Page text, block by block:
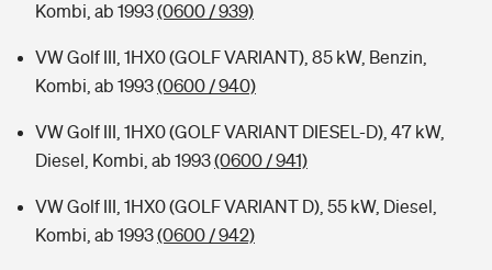
Kombi, ab 1993(0600 / 939)
VW Golf III, 1HX0 (GOLF VARIANT), 85 kW, Benzin,
Kombi, ab 1993(0600 / 940)
VW Golf III, 1HX0 (GOLF VARIANT DIESEL-D), 47 kW,
Diesel, Kombi, ab 1993(0600 / 941)
VW Golf III, 1HX0 (GOLF VARIANT D), 55 kW, Diesel,
Kombi, ab 1993(0600 / 942)